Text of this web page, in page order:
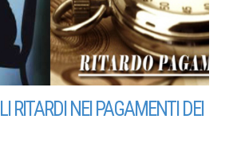
RITARDI NEI PAGAMENTI DEI